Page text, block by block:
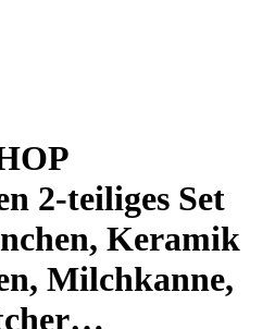
2-teiliges Set
Keramik
Milchkanne,